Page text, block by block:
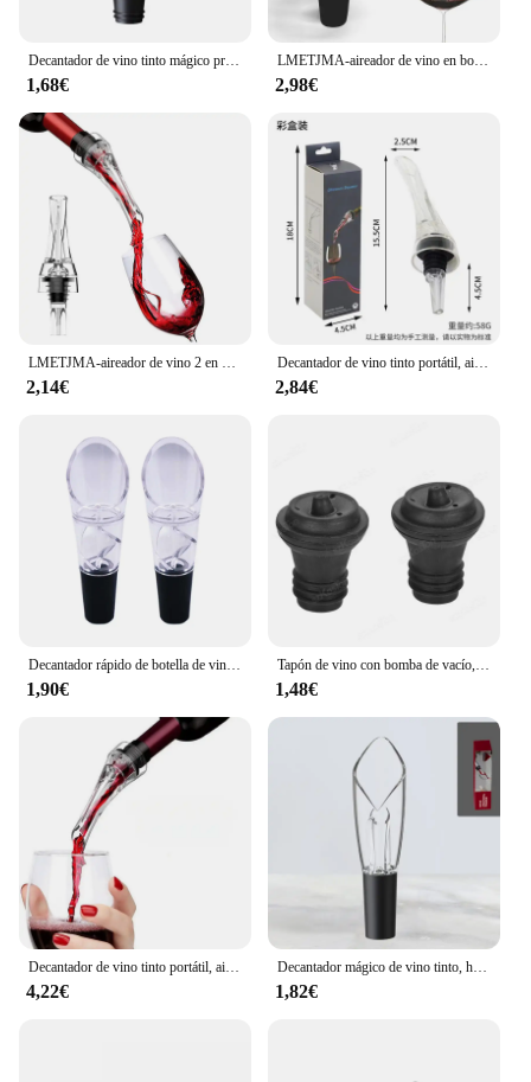
Decantador de vino tinto mágico profesional, vertedor con soporte de filtro, aireador de aire rápido, dispensador para el hogar, comedor, Bar, juego esencial
1,68€
LMETJMA-aireador de vino en botella, vertedor de vidrio, Caño decantador para vino tinto, Rosa Blanca, JT78
2,98€
LMETJMA-aireador de vino 2 en 1, vertedor de caño, se sujeta a cualquier botella de vino para un sabor mejorado, decantador de vino tinto con aireador JT73
2,14€
Decantador de vino tinto portátil, aireador Bernoulli Air Magic, vino tinto blanco, whisky, decantador rápido, equipo, accesorios de Bar
2,84€
1,90€ 1,48€
4,22€
Decantador mágico de vino tinto, herramienta de aireado rápido, bomba de filtro portátil, nuevo
1,82€